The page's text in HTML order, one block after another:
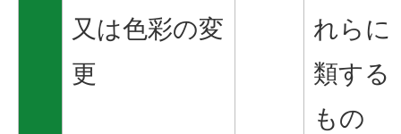
又は色彩の変
更
れらに
類する
もの